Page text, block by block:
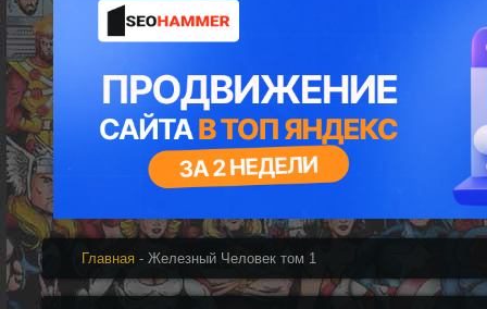
Главная - Железный Человек том 1